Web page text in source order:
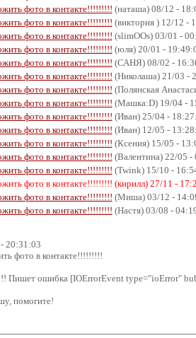
фото в контакте!!!!!!!!! (наташа) 08/12 -
фото в контакте!!!!!!!!! (виктория ) 12/12 -
фото в контакте!!!!!!!!! (slimOOs) 03/01 -
фото в контакте!!!!!!!!! (юля) 20/01 -
фото в контакте!!!!!!!!! (САНЯ) 08/02 -
фото в контакте!!!!!!!!! (Николаша) 21/03 -
фото в контакте!!!!!!!!! (Полянская
фото в контакте!!!!!!!!! (Машка:D) 19/04 -
фото в контакте!!!!!!!!! (Иван) 25/04 -
фото в контакте!!!!!!!!! (Иван) 12/05 -
фото в контакте!!!!!!!!! (Ксения) 15/05 -
фото в контакте!!!!!!!!! (Валентина) 22/05 -
фото в контакте!!!!!!!!! (Twink) 15/10 -
фото в контакте!!!!!!!!! (кирилл) 27/11 -
фото в контакте!!!!!!!!! (Миша) 03/12 -
фото в контакте!!!!!!!!! (Настя) 03/08 -
20:31:03
фото в контакте!!!!!!!!!
Пишет ошибка [IOErrorEvent type="ioError"
помогите!